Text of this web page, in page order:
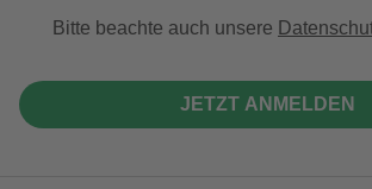
Bitte beachte auch unsere
JETZT ANMELDEN